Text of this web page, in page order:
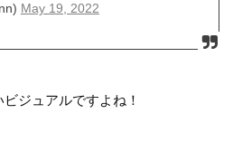
May 19, 2022
ジュアルですよね！